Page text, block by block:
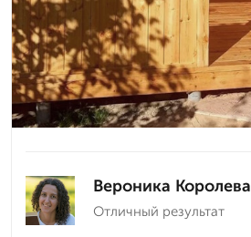
Вероника Королева
Отличный результат